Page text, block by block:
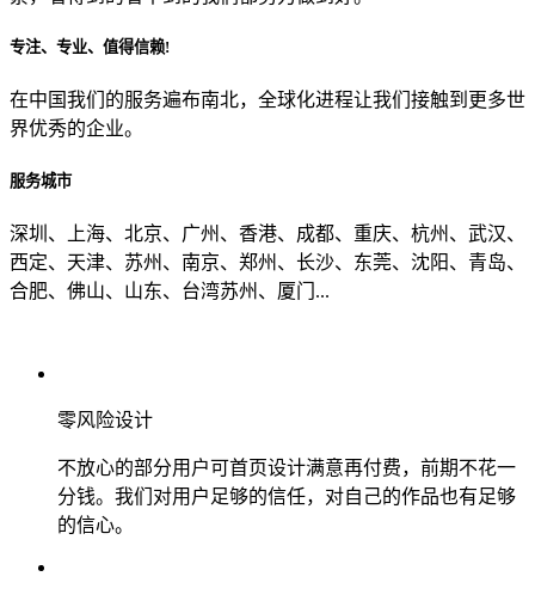
专注、专业、值得信赖!
在中国我们的服务遍布南北，全球化进程让我们接触到更多世
界优秀的企业。
服务城市
深圳、上海、北京、广州、香港、成都、重庆、杭州、武汉、
西定、天津、苏州、南京、郑州、长沙、东莞、沈阳、青岛、
合肥、佛山、山东、台湾苏州、厦门...
零风险设计
不放心的部分用户可首页设计满意再付费，前期不花一
分钱。我们对用户足够的信任，对自己的作品也有足够
的信心。